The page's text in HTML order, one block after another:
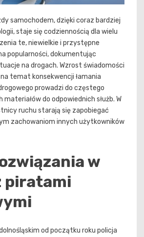
samochodem, dzięki coraz bardziej
staje się codziennością dla wielu
te, niewielkie i przystępne
popularności, dokumentując
na drogach. Wzrost świadomości
temat konsekwencji łamania
prowadzi do częstego
materiałów do odpowiednich służb. W
ruchu starają się zapobiegać
zachowaniom innych użytkowników
w
piratami
od początku roku policja